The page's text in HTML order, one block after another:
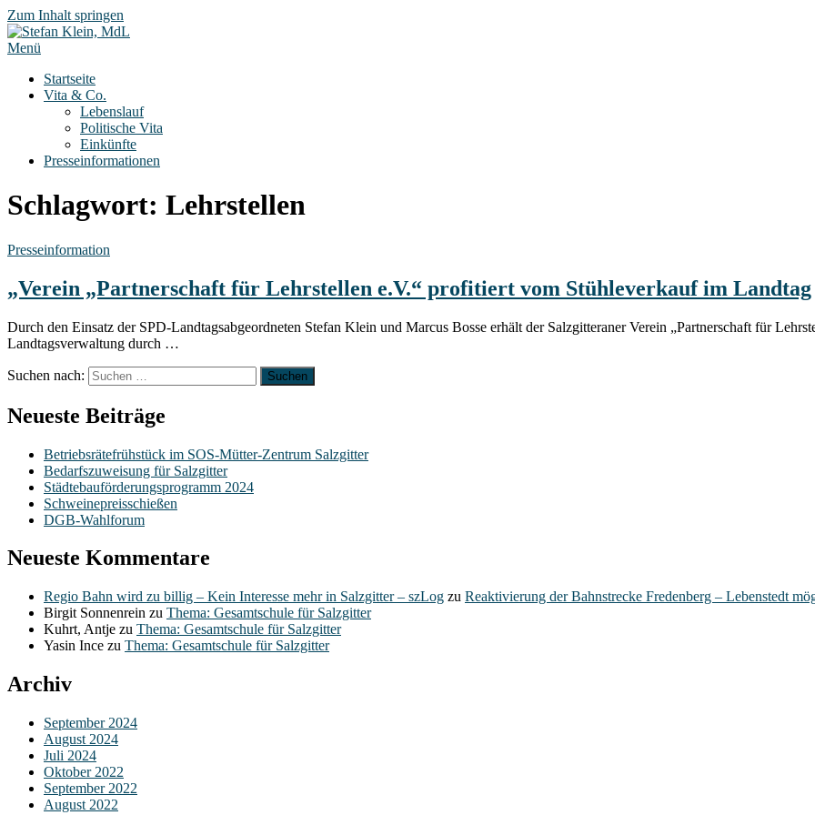
Zum Inhalt springen
Menü
Startseite
Vita & Co.
Lebenslauf
Politische Vita
Einkünfte
Presseinformationen
Schlagwort: Lehrstellen
Presseinformation
„Verein „Partnerschaft für Lehrstellen e.V.“ profitiert vom Stühleverkauf im Landtag
Durch den Einsatz der SPD-Landtagsabgeordneten Stefan Klein und Marcus Bosse erhält der Salzgitteraner Verein „Partnerschaft für
Landtagsverwaltung durch …
Suchen nach:
Neueste Beiträge
Betriebsrätefrühstück im SOS-Mütter-Zentrum Salzgitter
Bedarfszuweisung für Salzgitter
Städtebauförderungsprogramm 2024
Schweinepreisschießen
DGB-Wahlforum
Neueste Kommentare
Regio Bahn wird zu billig – Kein Interesse mehr in Salzgitter – szLog zu Reaktivierung der Bahnstrecke Fredenberg – Lebenstedt
Birgit Sonnenrein zu Thema: Gesamtschule für Salzgitter
Kuhrt, Antje zu Thema: Gesamtschule für Salzgitter
Yasin Ince zu Thema: Gesamtschule für Salzgitter
Archiv
September 2024
August 2024
Juli 2024
Oktober 2022
September 2022
August 2022